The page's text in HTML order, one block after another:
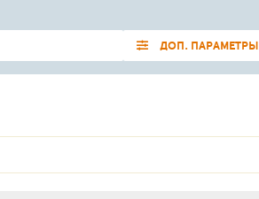
ДОП. ПАРАМЕТРЫ